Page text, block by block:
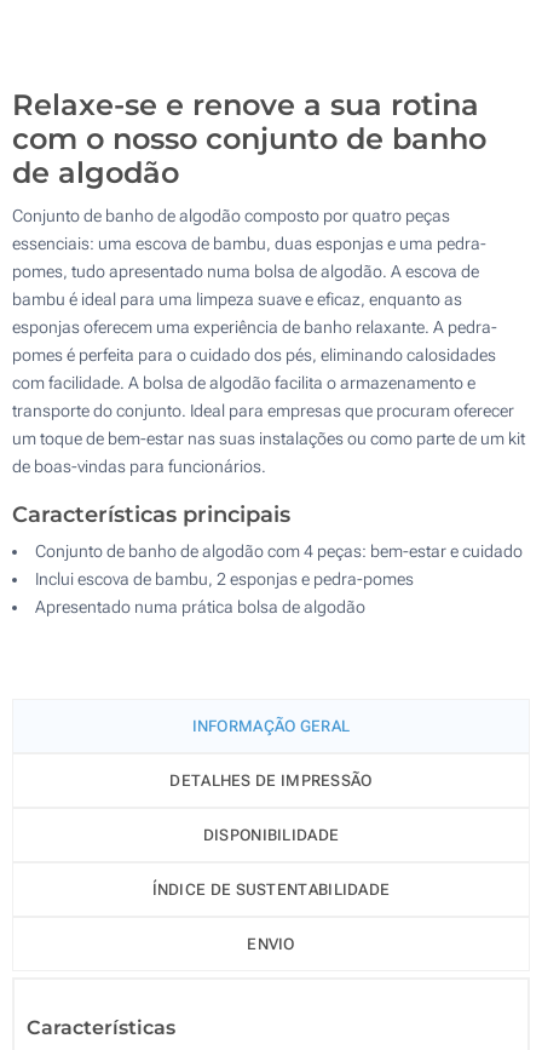
Relaxe-se e renove a sua rotina
com o nosso conjunto de banho
de algodão
Conjunto de banho de algodão composto por quatro peças
essenciais: uma escova de bambu, duas esponjas e uma pedra-
pomes, tudo apresentado numa bolsa de algodão. A escova de
bambu é ideal para uma limpeza suave e eficaz, enquanto as
esponjas oferecem uma experiência de banho relaxante. A pedra-
pomes é perfeita para o cuidado dos pés, eliminando calosidades
com facilidade. A bolsa de algodão facilita o armazenamento e
transporte do conjunto. Ideal para empresas que procuram oferecer
um toque de bem-estar nas suas instalações ou como parte de um kit
de boas-vindas para funcionários.
Características principais
Conjunto de banho de algodão com 4 peças: bem-estar e cuidado
Inclui escova de bambu, 2 esponjas e pedra-pomes
Apresentado numa prática bolsa de algodão
INFORMAÇÃO GERAL
DETALHES DE IMPRESSÃO
DISPONIBILIDADE
ÍNDICE DE SUSTENTABILIDADE
ENVIO
Características